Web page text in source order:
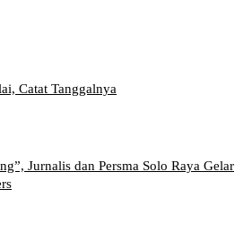
Catat Tanggalnya
Jurnalis dan Persma Solo Raya Gelar